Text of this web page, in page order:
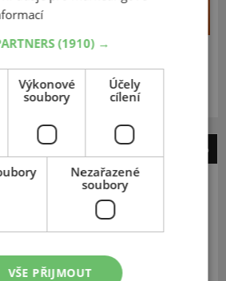
v Opavě do 5 dnů.
Centrální sklad 10 ks.
-7%
Kormoran
All Season
82T
(1910) →
Výkonové
soubory
Účely
cílení
Nezařazené
soubory
VŠE PŘIJMOUT